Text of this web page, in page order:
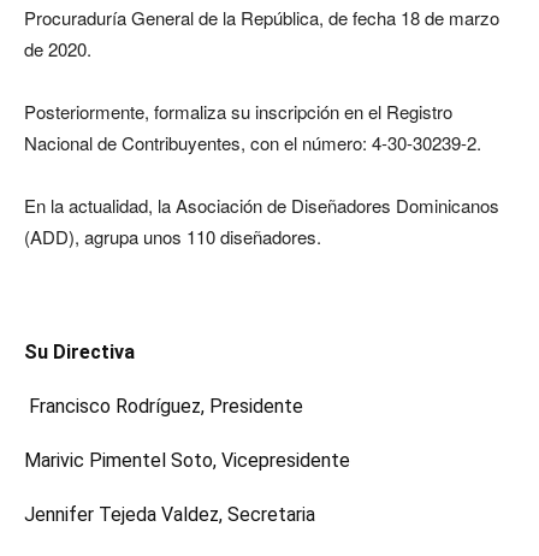
Procuraduría General de la República, de fecha 18 de marzo
de 2020.
Posteriormente, formaliza su inscripción en el Registro
Nacional de Contribuyentes, con el número: 4-30-30239-2.
En la actualidad, la Asociación de Diseñadores Dominicanos
(ADD), agrupa unos 110 diseñadores.
Su Directiva
Francisco Rodríguez, Presidente
Marivic Pimentel Soto, Vicepresidente
Jennifer Tejeda Valdez, Secretaria